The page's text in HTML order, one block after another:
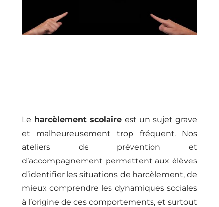
Le harcèlement scolaireest un sujet grave
et malheureusement trop fréquent. Nos
ateliers de prévention et
d’accompagnement permettent aux élèves
d’identifier les situations de harcèlement, de
mieux comprendre les dynamiques sociales
à l’origine de ces comportements, et surtout